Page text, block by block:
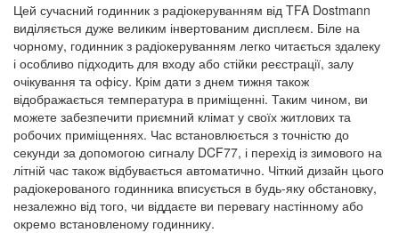
Цей сучасний годинник з радіокеруванням від TFA Dostmann
виділяється дуже великим інвертованим дисплеєм. Біле на
чорному, годинник з радіокеруванням легко читається здалеку
і особливо підходить для входу або стійки реєстрації, залу
очікування та офісу. Крім дати з днем тижня також
відображається температура в приміщенні. Таким чином, ви
можете забезпечити приємний клімат у своїх житлових та
робочих приміщеннях. Час встановлюється з точністю до
секунди за допомогою сигналу DCF77, і перехід із зимового на
літній час також відбувається автоматично. Чіткий дизайн цього
радіокерованого годинника вписується в будь-яку обстановку,
незалежно від того, чи віддаєте ви перевагу настінному або
окремо встановленому годиннику.